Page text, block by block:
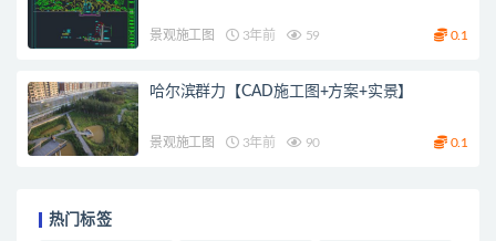
景观施工图 3年前 59 0.1
哈尔滨群力【CAD施工图+方案+实景】
景观施工图 3年前 90 0.1
热门标签